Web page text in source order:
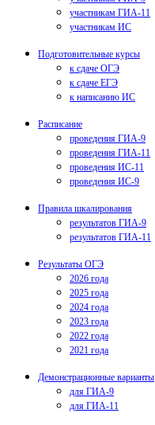
участникам ГИА-11
участникам ИС
Подготовительные курсы
к сдаче ОГЭ
к сдаче ЕГЭ
к написанию ИС
Расписание
проведения ГИА-9
проведения ГИА-11
проведения ИС-11
проведения ИС-9
Правила шкалирования
результатов ГИА-9
результатов ГИА-11
Результаты ОГЭ
2026 года
2025 года
2024 года
2023 года
2022 года
2021 года
Демонстрационные варианты
для ГИА-9
для ГИА-11